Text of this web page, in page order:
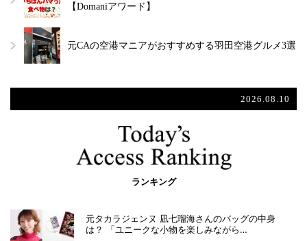
【Domaniアワード】
元CAの空港マニアがおすすめする羽田空港グルメ3選
2026.08.10
ランキング
元タカラジェンヌ 凪七瑠海さんのバッグの中身
は？ 「ユニークな小物を楽しみながら…